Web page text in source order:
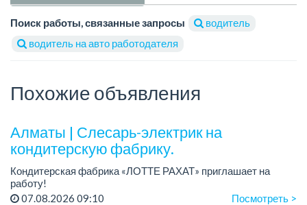
Поиск работы, связанные запросы
водитель
водитель на авто работодателя
Похожие объявления
Алматы | Слесарь-электрик на
кондитерскую фабрику.
Кондитерская фабрика «ЛОТТЕ РАХАТ» приглашает на
работу!
График работы: сменный.
07.08.2026 09:10 Посмотреть >